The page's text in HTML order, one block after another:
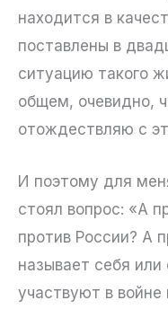
находится в
поставлены в
ситуацию такого
общем, очевидно,
отождествляю с
И поэтому для
стоял вопрос: «А
против России? А
называет себя
участвуют в